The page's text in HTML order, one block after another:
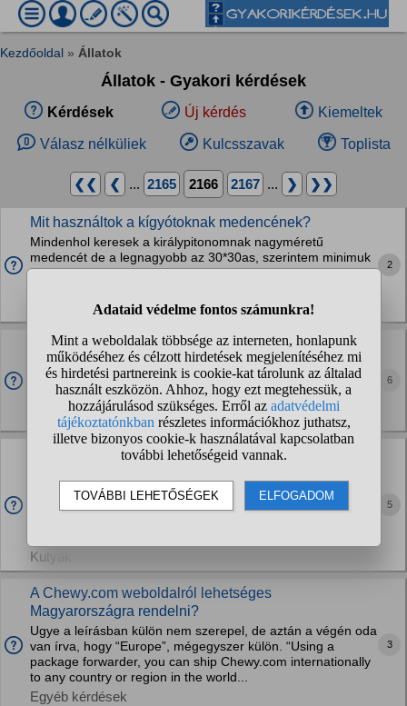
Kezdőoldal » Állatok
Állatok - Gyakori kérdések
Kérdések Új kérdés Kiemeltek
Válasz nélküliek Kulcsszavak Toplista
❮❮ ❮ ... 2165 2166 2167 ... ❯ ❯❯
Mit használtok a kígyótoknak medencének?
Mindenhol keresek a királypitonomnak nagyméretű
medencét de a legnagyobb az 30*30as, szerintem minimuk
50*30-40es kéne felnőtt korára, honnan tudnék szerezni? Ki
2
Van egy angol cocker spánielem, aki kan és 4 éves.
Szerintetek miért tolat folyton a fejét lóbálva?
Állatorvos mindent rendben talált (gerinc, szem,
idegrendszer).
Kutyák
6
Kennel köhögést ugye nem tudom tovább "szállítani"
Hülye kérdés gondolom de most voltam egy kutyánál aki
nagyon csúnyán köhög, simogattam össze vissza, viszont
Kutyák
5
A Chewy.com weboldalról lehetséges
Magyarországra rendelni?
Ugye a leírásban külön nem szerepel, de aztán a végén oda
van írva, hogy “Europe”, mégegyszer külön. “Using a
package forwarder, you can ship Chewy.com internationally
to any country or region in the world...
Egyéb kérdések
3